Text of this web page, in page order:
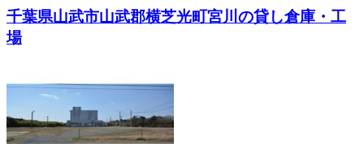
千葉県山武市山武郡横芝光町宮川の貸し倉庫・工
場